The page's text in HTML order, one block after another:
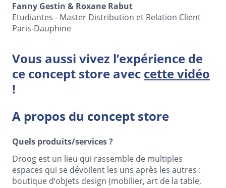
Fanny Gestin & Roxane Rabut
Etudiantes - Master Distribution et Relation Client
Paris-Dauphine
Vous aussi vivez l’expérience de
ce concept store avec cette vidéo
!
A propos du concept store
Quels produits/services ?
Droog est un lieu qui rassemble de multiples
espaces qui se dévoilent les uns après les autres :
boutique d’objets design (mobilier, art de la table,